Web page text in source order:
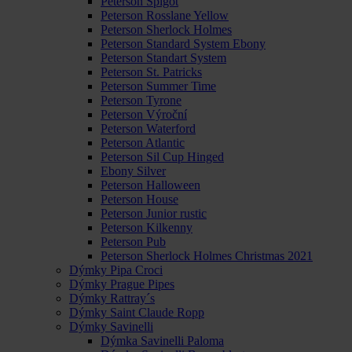
Peterson Rosslane Yellow
Peterson Sherlock Holmes
Peterson Standard System Ebony
Peterson Standart System
Peterson St. Patricks
Peterson Summer Time
Peterson Tyrone
Peterson Výroční
Peterson Waterford
Peterson Atlantic
Peterson Sil Cup Hinged
Ebony Silver
Peterson Halloween
Peterson House
Peterson Junior rustic
Peterson Kilkenny
Peterson Pub
Peterson Sherlock Holmes Christmas 2021
Dýmky Pipa Croci
Dýmky Prague Pipes
Dýmky Rattray´s
Dýmky Saint Claude Ropp
Dýmky Savinelli
Dýmka Savinelli Paloma